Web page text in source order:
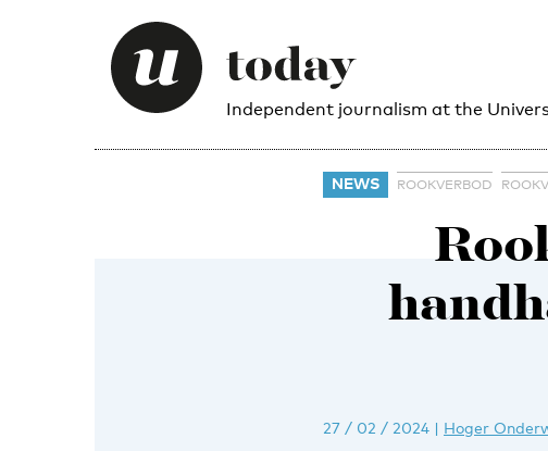
Independent journalism at the
NEWS ROOKVERBOD
27 / 02 / 2024 | Hoger